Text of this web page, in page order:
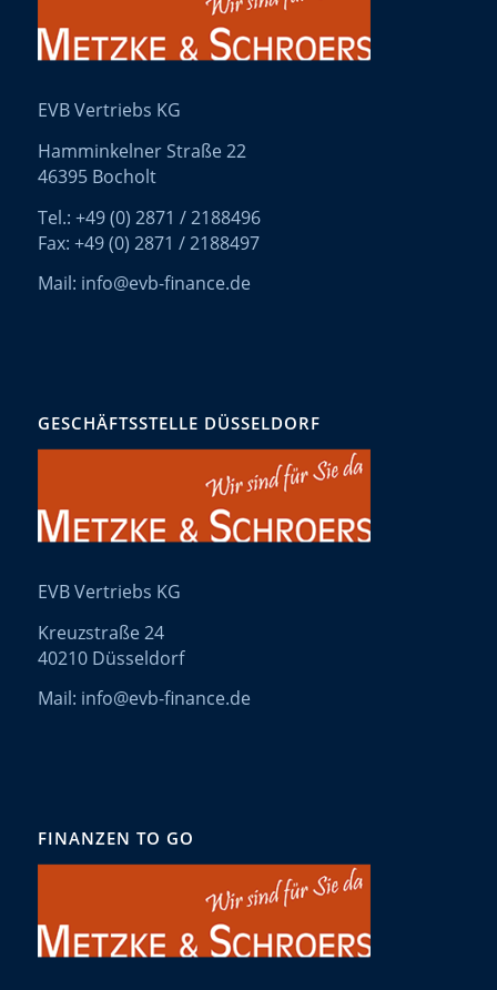
EVB Vertriebs KG
Hamminkelner Straße 22
46395 Bocholt
Tel.: +49 (0) 2871 / 2188496
Fax: +49 (0) 2871 / 2188497
Mail: info@evb-finance.de
GESCHÄFTSSTELLE DÜSSELDORF
EVB Vertriebs KG
Kreuzstraße 24
40210 Düsseldorf
Mail: info@evb-finance.de
FINANZEN TO GO